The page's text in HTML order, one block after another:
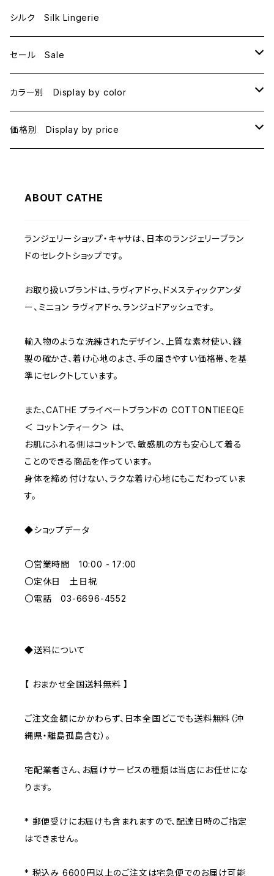
E70
シルク Silk Lingerie
セール Sale
B70
B75
C70
C75
E70
カラー別 Display by color
BLACK
BEIGE
NAVY
YELLOW
PURPLE
BLUE
ORANGE
GRAY
価格別 Display by price
1000~
2000~
5000~
ABOUT CATHE
ランジェリーショップ・キャサは、日本のランジェリーブラン
ドのセレクトショップです。
お取り扱いブランドは、ラヴィアドゥ、ドメスティックアンダ
ー、ミニョン ラヴィアドゥ、ランジュドアッシュです。
輸入物のような洗練されたデザイン、上質な素材使い、縫
製の確かさ、着け心地のよさ、手の届きやすい価格帯、を基
準にセレクトしています。
また、CATHE プライベートブランドの COTTONTIEEQE
＜ コットンティーク＞ は、
お肌にふれる側はコットンで、敏感肌の方も安心して着る
ことのできる商品を作っています。
身体を締め付けない、ラクな着け心地にもこだわっていま
す。
◆ショップデータ
〇営業時間 10:00 - 17:00
〇定休日 土日祝
〇電話 03-6696-4552
◆送料について
【 おまかせ全国送料無料 】
ご注文金額にかかわらず、日本全国どこでも送料無料（沖
縄県・離島孤島含む）。
宅配業者さん、お届けサービスの種類は当店にお任せにな
ります。
* 郵便受けにお届けも含まれますので、配達日時のご指定
はできません。
* 税込み 6600円以上のご注文は宅急便でのお届け可能